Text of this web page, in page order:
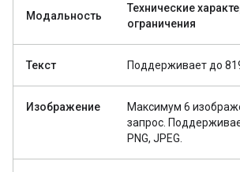
Модальность
Технические
ограничения
Текст Поддерживает до
Изображение
Максимум 6
запрос.
PNG, JPEG.